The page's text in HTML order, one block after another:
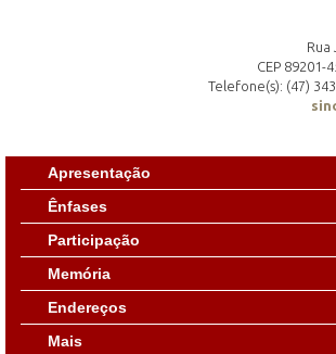
Rua
CEP 89201-
Telefone(s): (47)
Apresentação
Ênfases
Participação
Memória
Endereços
Mais